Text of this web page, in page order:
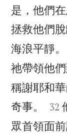
是，他們
拯救他們脫
海浪平靜。
祂帶領他
稱謝耶和
奇事。


32
眾首領面前